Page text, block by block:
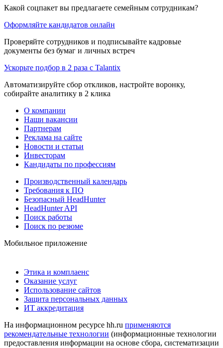
Какой соцпакет вы предлагаете семейным сотрудникам?
Оформляйте кандидатов онлайн
Проверяйте сотрудников и подписывайте кадровые
документы без бумаг и личных встреч
Ускорьте подбор в 2 раза с Talantix
Автоматизируйте сбор откликов, настройте воронку,
собирайте аналитику в 2 клика
О компании
Наши вакансии
Партнерам
Реклама на сайте
Новости и статьи
Инвесторам
Кандидаты по профессиям
Производственный календарь
Требования к ПО
Безопасный HeadHunter
HeadHunter API
Поиск работы
Поиск по резюме
Мобильное приложение
Этика и комплаенс
Оказание услуг
Использование сайтов
Защита персональных данных
ИТ аккредитация
На информационном ресурсе hh.ru применяются
рекомендательные технологии (информационные технологии
предоставления информации на основе сбора, систематизации